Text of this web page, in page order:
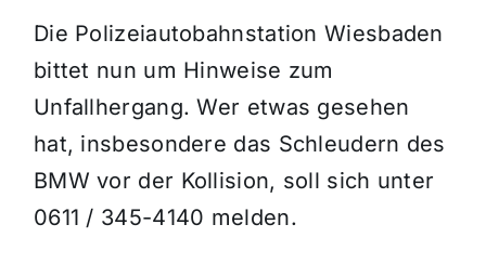
Die Polizeiautobahnstation Wiesbaden
bittet nun um Hinweise zum
Unfallhergang. Wer etwas gesehen
hat, insbesondere das Schleudern des
BMW vor der Kollision, soll sich unter
0611 / 345-4140 melden.